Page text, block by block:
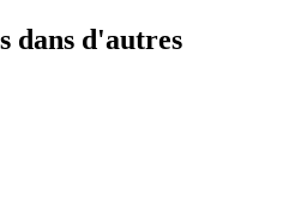
dans d'autres